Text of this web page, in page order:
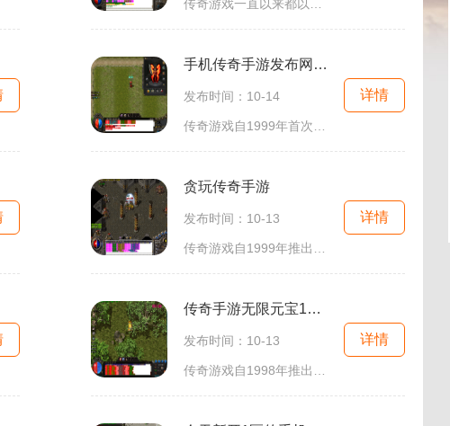
手机传奇手游发布网站开区
发布时间：10-14 详情
贪玩传奇手游
发布时间：10-13 详情
传奇手游无限元宝176版
发布时间：10-13 详情